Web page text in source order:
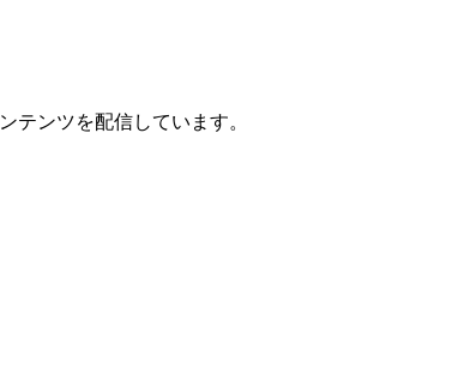
テンツを配信しています。